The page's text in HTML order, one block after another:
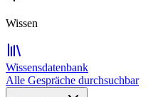
Wissen
Wissensdatenbank
Alle Gespräche durchsuchbar